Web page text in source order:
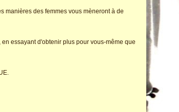
manières des femmes vous mèneront à de
essayant d'obtenir plus pour vous-même que